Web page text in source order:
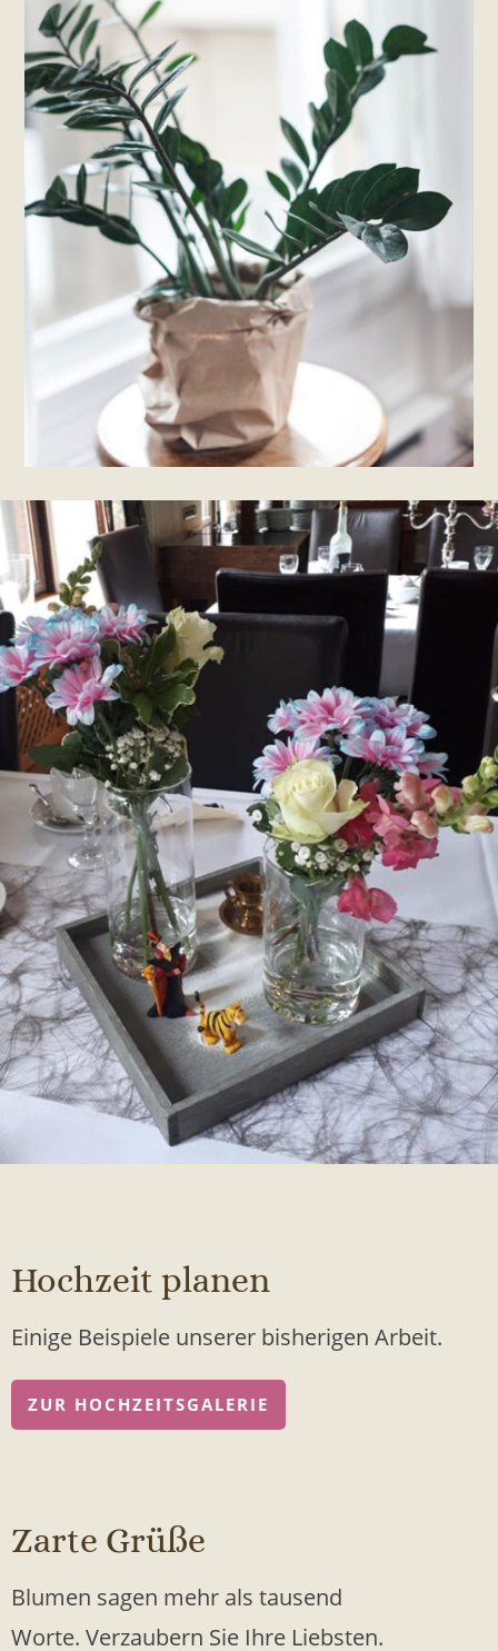
Hochzeit planen
Einige Beispiele unserer bisherigen Arbeit.
ZUR HOCHZEITSGALERIE
Zarte Grüße
Blumen sagen mehr als tausend
Worte. Verzaubern Sie Ihre Liebsten.